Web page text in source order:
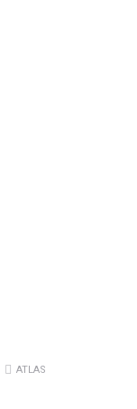
Estás aquí:
ATLAS